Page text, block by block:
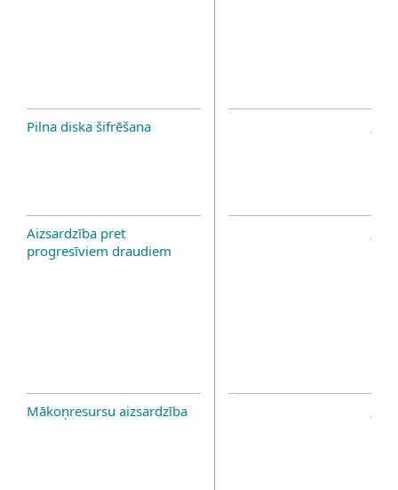
Pilna diska šifrēšana
Aizsardzība pret
progresīviem draudiem
Mākoņresursu aizsardzība